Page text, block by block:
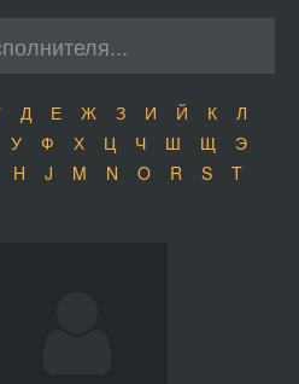
Д Е Ж З И Й К
Л
У Ф Х Ц Ч Ш Щ
Э
H J M N O R S
T